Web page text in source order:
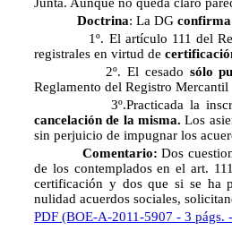
Junta. Aunque no queda claro
Doctrina: La DG confirma
1º. El artículo 111 del
registrales en virtud de
2º. El cesado sólo
Reglamento del Registro Mercantil
3º.Practicada la
cancelación de la misma. Los
sin perjuicio de impugnar los
Comentario: Dos
de los contemplados en el art.
certificación y dos que si se ha
nulidad acuerdos sociales,
PDF (BOE-A-2011-5907 - 3 págs.